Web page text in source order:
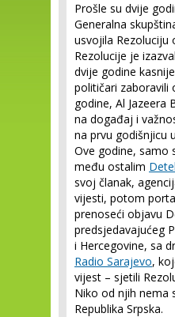
Prošle su dvije
Generalna
usvojila Rezoluciju
Rezolucije je
dvije godine
političari zaboravili
godine, Al Jazeera
na događaj i
na prvu godišnjicu
Ove godine, samo
među ostalim
svoj članak,
vijesti, potom
prenoseći objavu
predsjedavajućeg
i Hercegovine, sa
Radio Sarajevo,
vijest – sjetili
Niko od njih nema
Republika Srpska.